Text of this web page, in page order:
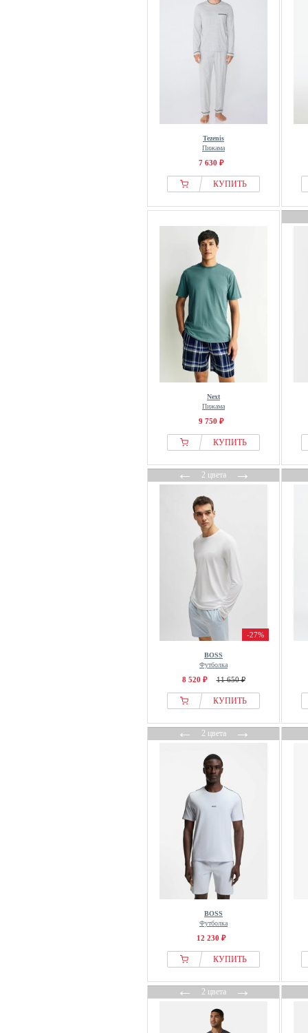
Tezenis
Пижама
7 630 ₽
КУПИТЬ
Next
Пижама
9 750 ₽
КУПИТЬ
←2 цвета→
-27%
BOSS
Футболка
8 520 ₽ 11 650 ₽
КУПИТЬ
←2 цвета→
BOSS
Футболка
12 230 ₽
КУПИТЬ
←2 цвета→